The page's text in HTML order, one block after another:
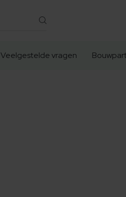
Veelgestelde vragen